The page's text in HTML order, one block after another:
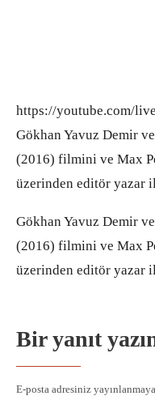
https://youtube.com/
Gökhan Yavuz Demir
(2016) filmini ve Max
üzerinden editör yazar
Gökhan Yavuz Demir
(2016) filmini ve Max
üzerinden editör yazar
Bir yanıt
E-posta adresiniz